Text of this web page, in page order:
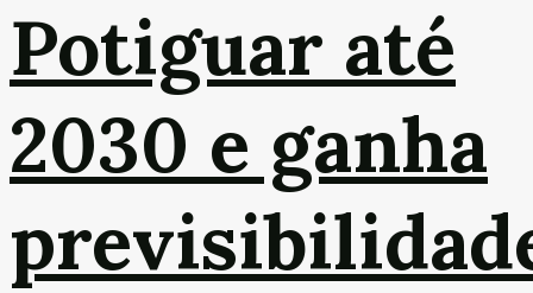
Potiguar até
2030 e ganha